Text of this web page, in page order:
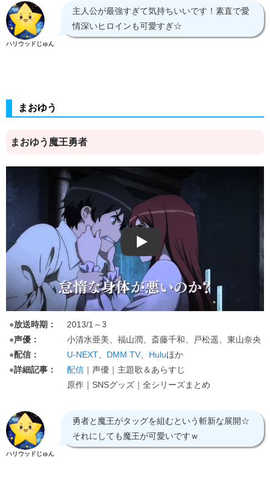
ハリウッドじゅん
主人公が最強すぎて気持ちいいです！素直で愛
情深いヒロインも可愛すぎ☆
まおゆう
まおゆう魔王勇者
●放送時期：
2013/1～3
●声優：
小清水亜美、福山潤、斎藤千和、戸松遥、東山奈央
●配信： U-NEXT、 DMM TV、 Huluほか
●詳細記事： 配信 ｜声優｜主題歌＆あらすじ
原作｜SNSグッズ｜全シリーズまとめ
ハリウッドじゅん
勇者と魔王がタッグを組むという斬新な展開☆
それにしても魔王が可愛いですｗ